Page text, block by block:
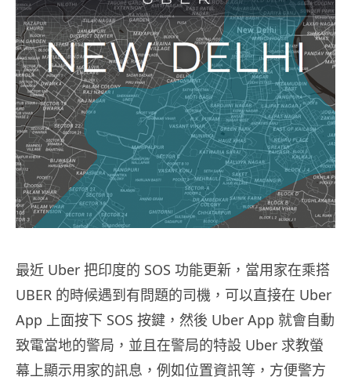
最近 Uber 把印度的 SOS 功能更新，當用家在乘搭
UBER 的時候遇到有問題的司機，可以直接在 Uber
App 上面按下 SOS 按鍵，然後 Uber App 就會自動
致電當地的警局，並且在警局的特設 Uber 求教螢
幕上顯示用家的訊息，例如位置資訊等，方便警方